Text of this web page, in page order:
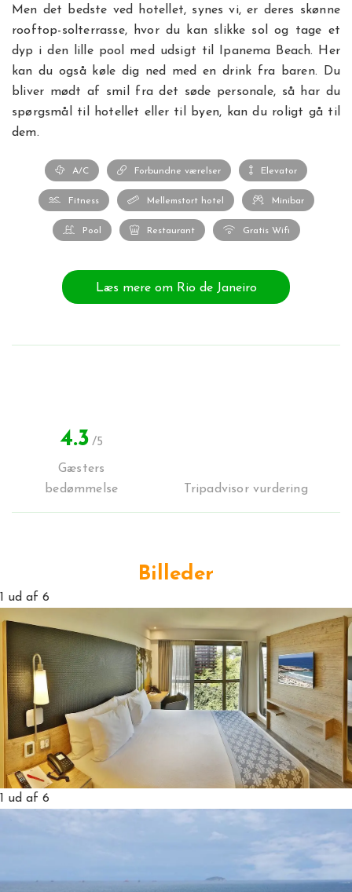
Men det bedste ved hotellet, synes vi, er deres skønne
rooftop-solterrasse, hvor du kan slikke sol og tage et
dyp i den lille pool med udsigt til Ipanema Beach. Her
kan du også køle dig ned med en drink fra baren. Du
bliver mødt af smil fra det søde personale, så har du
spørgsmål til hotellet eller til byen, kan du roligt gå til
dem.
A/C Forbundne værelser Elevator
Fitness Mellemstort hotel Minibar
Pool Restaurant Gratis Wifi
Læs mere om Rio de Janeiro
4.3 /5
Gæsters
bedømmelse
Tripadvisor vurdering
Billeder
1 ud af 6
1 ud af 6